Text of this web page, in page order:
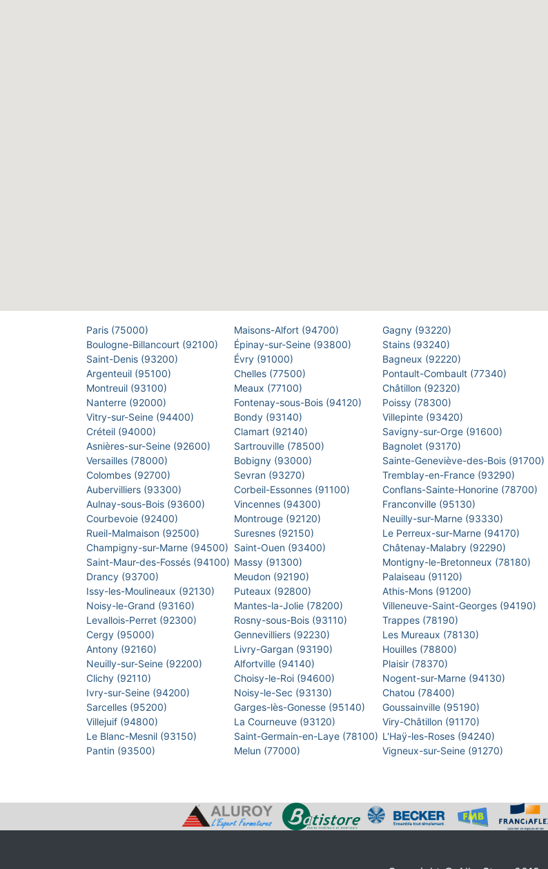
Paris (75000)
Boulogne-Billancourt (92100)
Saint-Denis (93200)
Argenteuil (95100)
Montreuil (93100)
Nanterre (92000)
Vitry-sur-Seine (94400)
Créteil (94000)
Asnières-sur-Seine (92600)
Versailles (78000)
Colombes (92700)
Aubervilliers (93300)
Aulnay-sous-Bois (93600)
Courbevoie (92400)
Rueil-Malmaison (92500)
Champigny-sur-Marne (94500)
Saint-Maur-des-Fossés (94100)
Drancy (93700)
Issy-les-Moulineaux (92130)
Noisy-le-Grand (93160)
Levallois-Perret (92300)
Cergy (95000)
Antony (92160)
Neuilly-sur-Seine (92200)
Clichy (92110)
Ivry-sur-Seine (94200)
Sarcelles (95200)
Villejuif (94800)
Le Blanc-Mesnil (93150)
Pantin (93500)
Maisons-Alfort (94700)
Épinay-sur-Seine (93800)
Évry (91000)
Chelles (77500)
Meaux (77100)
Fontenay-sous-Bois (94120)
Bondy (93140)
Clamart (92140)
Sartrouville (78500)
Bobigny (93000)
Sevran (93270)
Corbeil-Essonnes (91100)
Vincennes (94300)
Montrouge (92120)
Suresnes (92150)
Saint-Ouen (93400)
Massy (91300)
Meudon (92190)
Puteaux (92800)
Mantes-la-Jolie (78200)
Rosny-sous-Bois (93110)
Gennevilliers (92230)
Livry-Gargan (93190)
Alfortville (94140)
Choisy-le-Roi (94600)
Noisy-le-Sec (93130)
Garges-lès-Gonesse (95140)
La Courneuve (93120)
Saint-Germain-en-Laye (78100)
Melun (77000)
Gagny (93220)
Stains (93240)
Bagneux (92220)
Pontault-Combault (77340)
Châtillon (92320)
Poissy (78300)
Villepinte (93420)
Savigny-sur-Orge (91600)
Bagnolet (93170)
Sainte-Geneviève-des-Bois (91700)
Tremblay-en-France (93290)
Conflans-Sainte-Honorine (78700)
Franconville (95130)
Neuilly-sur-Marne (93330)
Le Perreux-sur-Marne (94170)
Châtenay-Malabry (92290)
Montigny-le-Bretonneux (78180)
Palaiseau (91120)
Athis-Mons (91200)
Villeneuve-Saint-Georges (94190)
Trappes (78190)
Les Mureaux (78130)
Houilles (78800)
Plaisir (78370)
Nogent-sur-Marne (94130)
Chatou (78400)
Goussainville (95190)
Viry-Châtillon (91170)
L'Haÿ-les-Roses (94240)
Vigneux-sur-Seine (91270)